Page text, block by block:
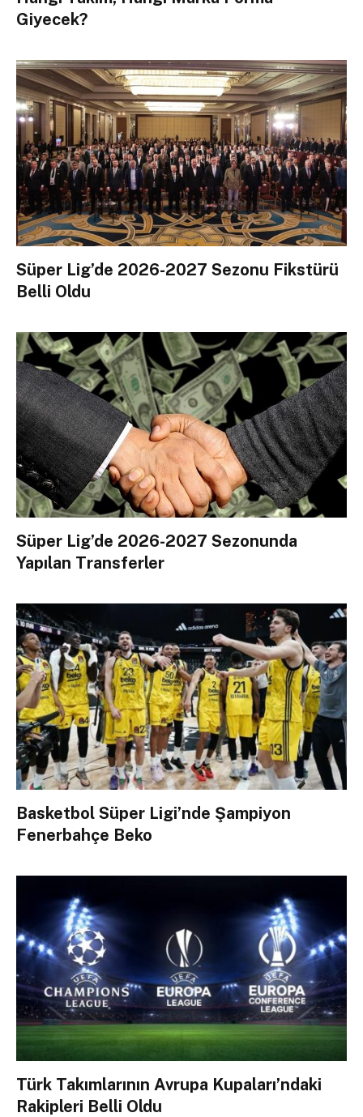
Giyecek?
Süper Lig’de 2026-2027 Sezonu Fikstürü
Belli Oldu
Süper Lig’de 2026-2027 Sezonunda
Yapılan Transferler
Basketbol Süper Ligi’nde Şampiyon
Fenerbahçe Beko
Türk Takımlarının Avrupa Kupaları’ndaki
Rakipleri Belli Oldu